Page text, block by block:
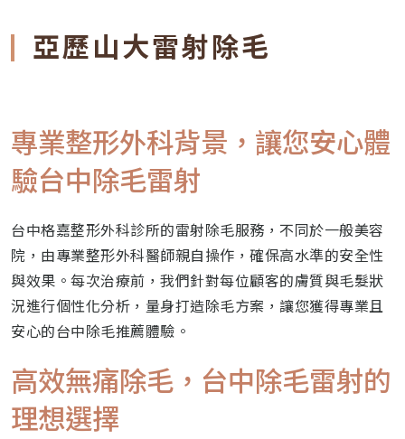
亞歷山大雷射除毛
專業整形外科背景，讓您安心體
驗台中除毛雷射
台中格嘉整形外科診所的雷射除毛服務，不同於一般美容
院，由專業整形外科醫師親自操作，確保高水準的安全性
與效果。每次治療前，我們針對每位顧客的膚質與毛髮狀
況進行個性化分析，量身打造除毛方案，讓您獲得專業且
安心的台中除毛推薦體驗。
高效無痛除毛，台中除毛雷射的
理想選擇